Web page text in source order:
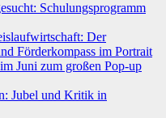
Schulungsprogramm
Der
Förderkompass im Portrait
Juni zum großen Pop-up
Jubel und Kritik in